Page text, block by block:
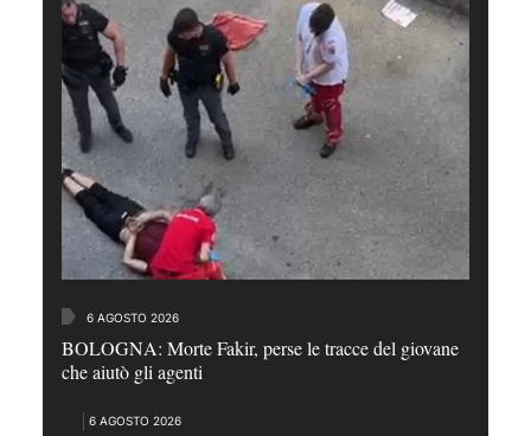
6 AGOSTO 2026
BOLOGNA: Morte Fakir, perse le tracce del giovane
che aiutò gli agenti
6 AGOSTO 2026